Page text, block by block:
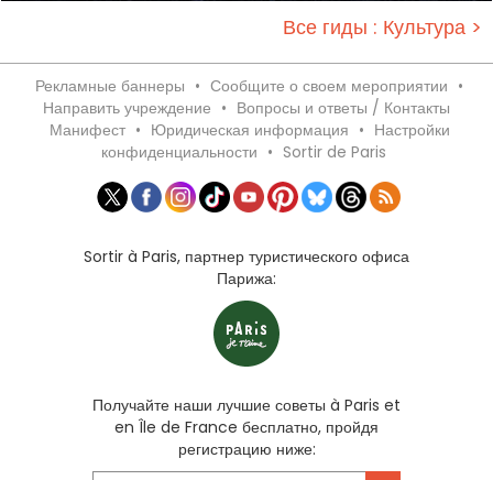
Все гиды : Культура >
Рекламные баннеры • Сообщите о своем мероприятии •
Направить учреждение • Вопросы и ответы / Контакты
Манифест • Юридическая информация • Настройки
конфиденциальности • Sortir de Paris
Sortir à Paris, партнер туристического офиса
Парижа:
Получайте наши лучшие советы à Paris et
en Île de France бесплатно, пройдя
регистрацию ниже: